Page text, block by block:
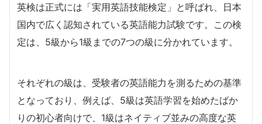
英検は正式には「実用英語技能検定」と呼ばれ、日本
国内で広く認知されている英語能力試験です。この検
定は、5級から1級までの7つの級に分かれています。
それぞれの級は、受験者の英語能力を測るための基準
となっており、例えば、5級は英語学習を始めたばか
りの初心者向けで、1級はネイティブ並みの高度な英